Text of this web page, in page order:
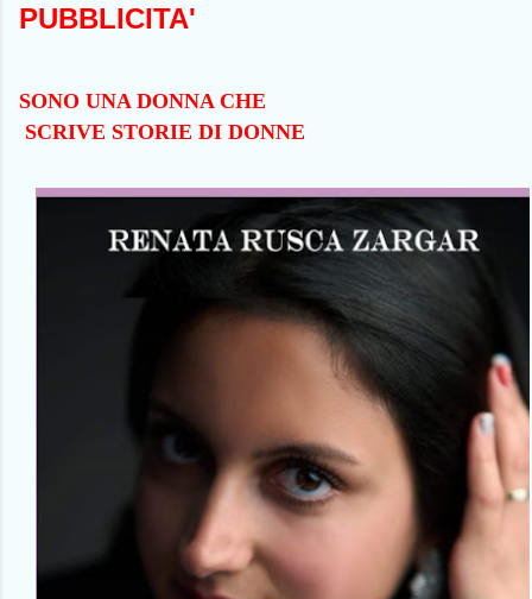
PUBBLICITA'
SONO UNA DONNA CHE
SCRIVE STORIE DI DONNE